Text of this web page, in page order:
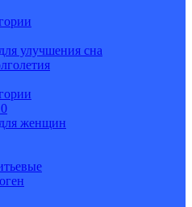
улучшения сна
женщин